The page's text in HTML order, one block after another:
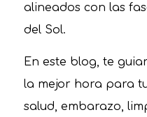
alineados con las
del Sol.
En este blog, te
la mejor hora para
salud, embarazo,